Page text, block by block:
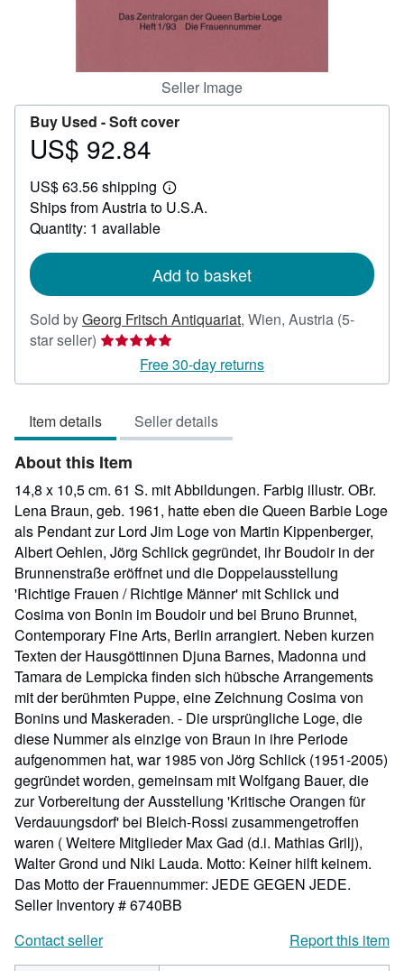
Seller Image
Buy Used -Soft cover
Price
92.84
US$ 92.84
US$ 63.56 shipping
Learn
more
Ships from Austria to U.S.A.
Quantity: 1 available
Add to basket
Sold byGeorg Fritsch Antiquariat, Wien, Austria (5-
star seller) Seller
5
of
5
stars
Free 30-day returns
Item details Seller details
About this Item
14,8 x 10,5 cm. 61 S. mit Abbildungen. Farbig illustr. OBr.
Lena Braun, geb. 1961, hatte eben die Queen Barbie Loge
als Pendant zur Lord Jim Loge von Martin Kippenberger,
Albert Oehlen, Jörg Schlick gegründet, ihr Boudoir in der
Brunnenstraße eröffnet und die Doppelausstellung
'Richtige Frauen / Richtige Männer' mit Schlick und
Cosima von Bonin im Boudoir und bei Bruno Brunnet,
Contemporary Fine Arts, Berlin arrangiert. Neben kurzen
Texten der Hausgöttinnen Djuna Barnes, Madonna und
Tamara de Lempicka finden sich hübsche Arrangements
mit der berühmten Puppe, eine Zeichnung Cosima von
Bonins und Maskeraden. - Die ursprüngliche Loge, die
diese Nummer als einzige von Braun in ihre Periode
aufgenommen hat, war 1985 von Jörg Schlick (1951-2005)
gegründet worden, gemeinsam mit Wolfgang Bauer, die
zur Vorbereitung der Ausstellung 'Kritische Orangen für
Verdauungsdorf' bei Bleich-Rossi zusammengetroffen
waren ( Weitere Mitglieder Max Gad (d.i. Mathias Grilj),
Walter Grond und Niki Lauda. Motto: Keiner hilft keinem.
Das Motto der Frauennummer: JEDE GEGEN JEDE.
Seller Inventory # 6740BB
Contact seller
Report this item